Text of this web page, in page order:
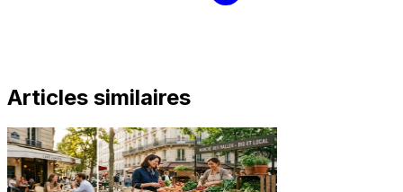
Articles similaires